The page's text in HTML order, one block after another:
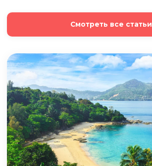
Смотреть все статьи